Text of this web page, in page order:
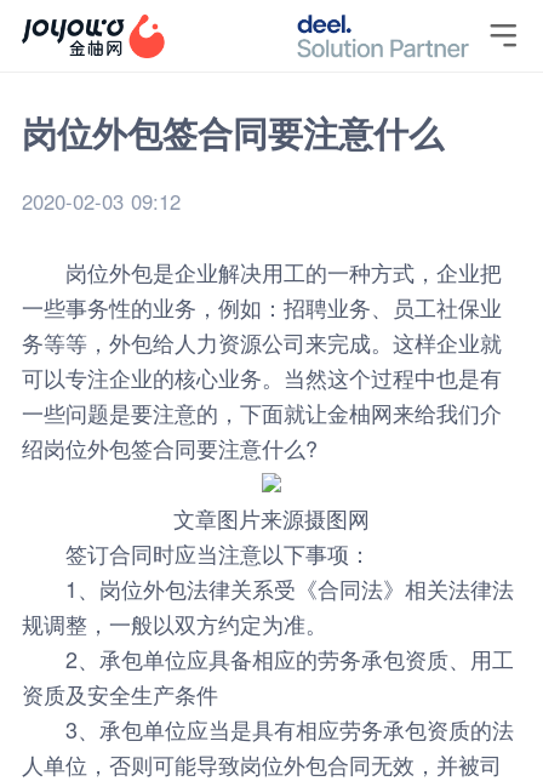

岗位外包签合同要注意什么
2020-02-03 09:12
岗位外包是企业解决用工的一种方式，企业把
一些事务性的业务，例如：招聘业务、员工社保业
务等等，外包给人力资源公司来完成。这样企业就
可以专注企业的核心业务。当然这个过程中也是有
一些问题是要注意的，下面就让金柚网来给我们介
绍岗位外包签合同要注意什么?
文章图片来源摄图网
签订合同时应当注意以下事项：
1、岗位外包法律关系受《合同法》相关法律法
规调整，一般以双方约定为准。
2、承包单位应具备相应的劳务承包资质、用工
资质及安全生产条件
3、承包单位应当是具有相应劳务承包资质的法
人单位，否则可能导致岗位外包合同无效，并被司